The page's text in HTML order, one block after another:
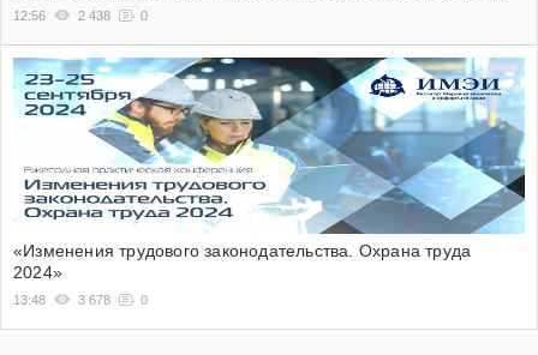
12:56 2 438 0
«Изменения трудового законодательства. Охрана труда
2024»
13:48 3 678 0